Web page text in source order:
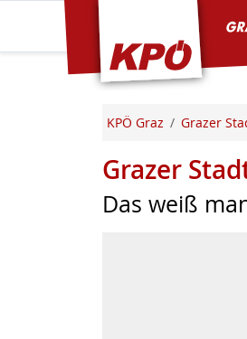
KPÖ Graz Grazer
Grazer
Das weiß